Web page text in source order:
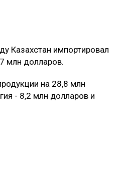
Казахстан импортировал
млн долларов.
на 28,8 млн
- 8,2 млн долларов и